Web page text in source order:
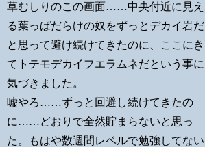
草むしりのこの画面……中央付近に見え
る葉っぱだらけの奴をずっとデカイ岩だ
と思って避け続けてきたのに、ここにき
てトテモデカイフエラムネだという事に
気づきました。
嘘やろ……ずっと回避し続けてきたの
に……どおりで全然貯まらないと思っ
た。もはや数週間レベルで勉強してない